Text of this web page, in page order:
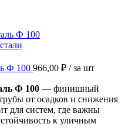
Ф 100 966,00 ₽ / за шт
Ф 100 — финишный
от осадков и снижения
для систем, где важны
к уличным